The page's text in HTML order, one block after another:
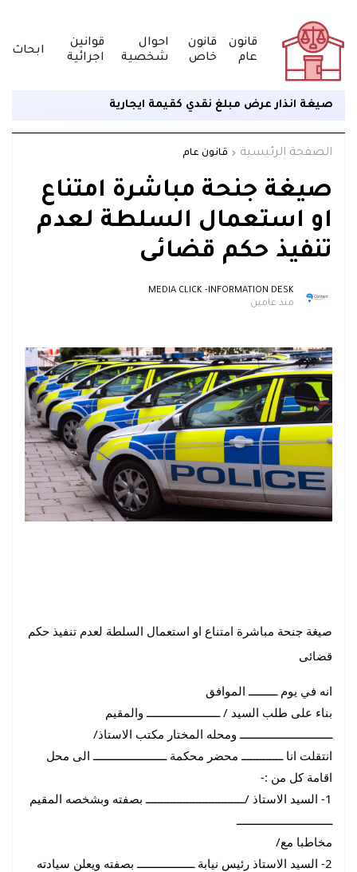
قانون
عام
قانون
خاص
احوال
شخصية
قوانين
اجرائية
ابحاث
صيغة انذار عرض مبلغ نقدي كقيمة ايجارية
الصفحة الرئيسية قانون عام
صيغة جنحة مباشرة امتناع
او استعمال السلطة لعدم
تنفيذ حكم قضائى
MEDIA CLICK -INFORMATION DESK
منذ عامين
صيغة جنحة مباشرة امتناع او استعمال السلطة لعدم تنفيذ حكم
قضائى
انه في يوم ـــــــــ الموافق
بناء على طلب السيد / ـــــــــــــــــــــــ والمقيم
ـــــــــــــــــــــــــــــ ومحله المختار مكتب الاستاذ/
انتقلت انا ـــــــــــــ محضر محكمة ـــــــــــــــــــــــ الى محل
اقامة كل من :-
1- السيد الاستاذ /ـــــــــــــــــــــــــــــــ بصفته وبشخصه المقيم
ــــــــــــــــــــــــــــــ
مخاطبا مع/
2- السيد الاستاذ رئيس نيابة ــــــــــــــــــ بصفته ويعلن سيادته